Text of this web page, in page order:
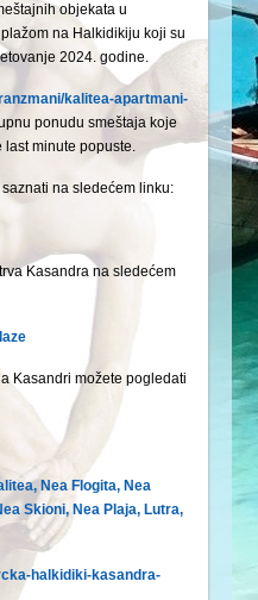
objekata u
na Halkidikiju koji su
2024. godine.
kalitea-apartmani-
ponudu smeštaja koje
last minute popuste.
na sledećem linku:
Kasandra na sledećem
Kasandri možete pogledati
, Nea Flogita, Nea
Skioni, Nea Plaja, Lutra,
halkidiki-kasandra-